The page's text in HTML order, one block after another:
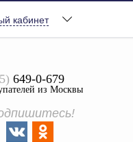
кабинет
649-0-679
из Москвы